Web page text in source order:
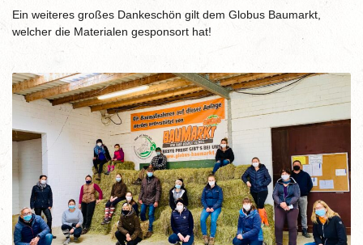
Ein weiteres großes Dankeschön gilt dem Globus Baumarkt,
welcher die Materialen gesponsort hat!